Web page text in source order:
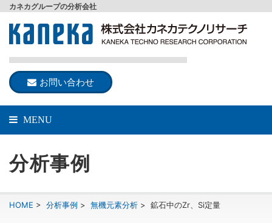
カネカグループの分析会社
お問い合わせ
MENU
分析事例
HOME > 分析事例 > 無機元素分析 > 鉱石中のZr、Si定量